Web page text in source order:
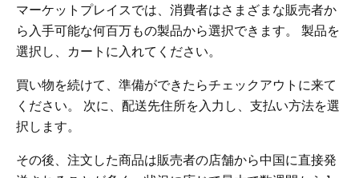
マーケットプレイスでは、消費者はさまざまな販売者か
ら入手可能な何百万もの製品から選択できます。 製品を
選択し、カートに入れてください。
買い物を続けて、準備ができたらチェックアウトに来て
ください。 次に、配送先住所を入力し、支払い方法を選
択します。
その後、注文した商品は販売者の店舗から中国に直接発